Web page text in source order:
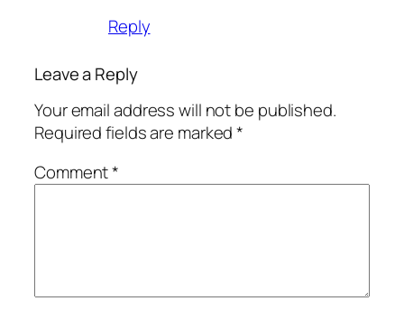
Reply
Leave a Reply
Your email address will not be published.
Required fields are marked*
Comment*